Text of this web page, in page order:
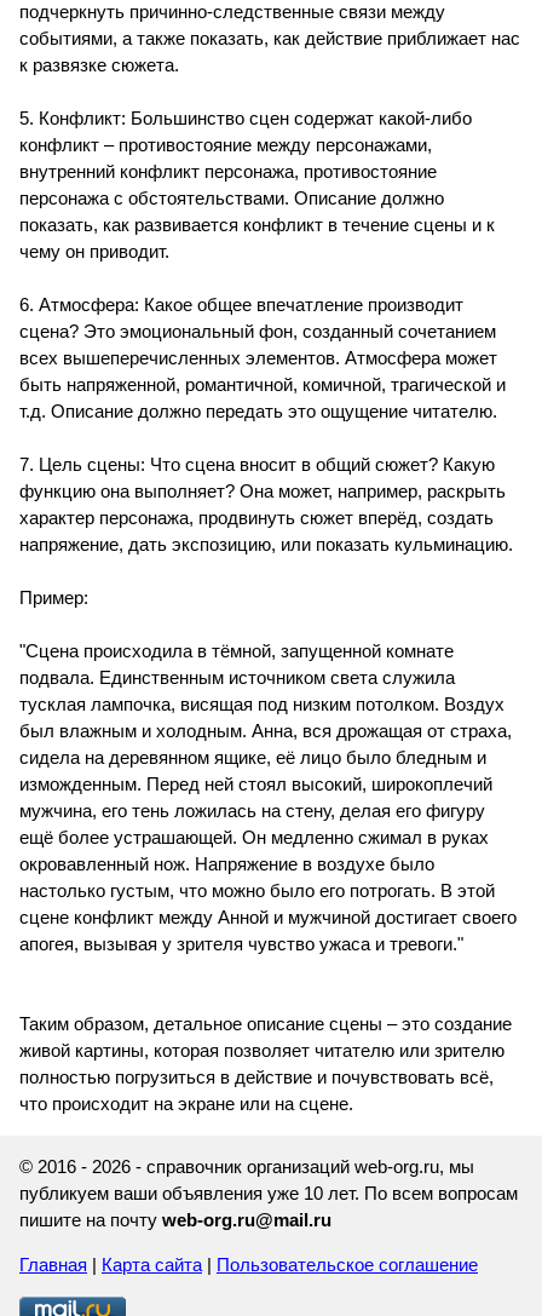
подчеркнуть причинно-следственные связи между
событиями, а также показать, как действие приближает нас
к развязке сюжета.
5. Конфликт: Большинство сцен содержат какой-либо
конфликт – противостояние между персонажами,
внутренний конфликт персонажа, противостояние
персонажа с обстоятельствами. Описание должно
показать, как развивается конфликт в течение сцены и к
чему он приводит.
6. Атмосфера: Какое общее впечатление производит
сцена? Это эмоциональный фон, созданный сочетанием
всех вышеперечисленных элементов. Атмосфера может
быть напряженной, романтичной, комичной, трагической и
т.д. Описание должно передать это ощущение читателю.
7. Цель сцены: Что сцена вносит в общий сюжет? Какую
функцию она выполняет? Она может, например, раскрыть
характер персонажа, продвинуть сюжет вперёд, создать
напряжение, дать экспозицию, или показать кульминацию.
Пример:
"Сцена происходила в тёмной, запущенной комнате
подвала. Единственным источником света служила
тусклая лампочка, висящая под низким потолком. Воздух
был влажным и холодным. Анна, вся дрожащая от страха,
сидела на деревянном ящике, её лицо было бледным и
изможденным. Перед ней стоял высокий, широкоплечий
мужчина, его тень ложилась на стену, делая его фигуру
ещё более устрашающей. Он медленно сжимал в руках
окровавленный нож. Напряжение в воздухе было
настолько густым, что можно было его потрогать. В этой
сцене конфликт между Анной и мужчиной достигает своего
апогея, вызывая у зрителя чувство ужаса и тревоги."
Таким образом, детальное описание сцены – это создание
живой картины, которая позволяет читателю или зрителю
полностью погрузиться в действие и почувствовать всё,
что происходит на экране или на сцене.
© 2016 - 2026 - справочник организаций web-org.ru, мы
публикуем ваши объявления уже 10 лет. По всем вопросам
пишите на почту web-org.ru@mail.ru
Главная | Карта сайта| Пользовательское соглашение